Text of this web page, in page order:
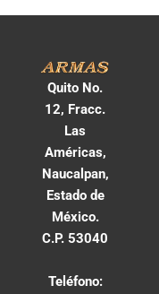
Quito No.
12, Fracc.
Las
Américas,
Naucalpan,
Estado de
México.
C.P. 53040
Teléfono: